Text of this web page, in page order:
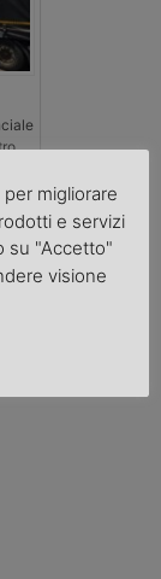
migliorare
e servizi
su "Accetto"
visione